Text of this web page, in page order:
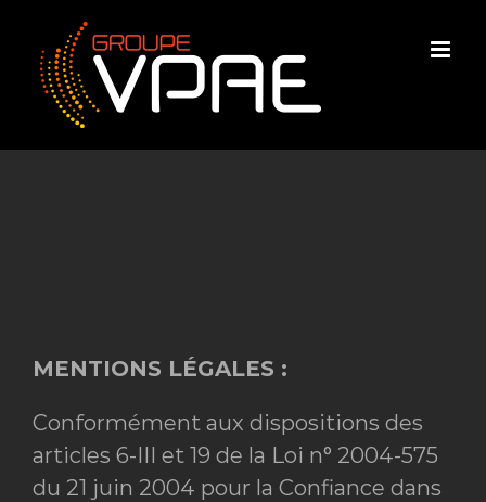
content
MENTIONS LÉGALES :
Conformément aux dispositions des
articles 6-III et 19 de la Loi n° 2004-575
du 21 juin 2004 pour la Confiance dans